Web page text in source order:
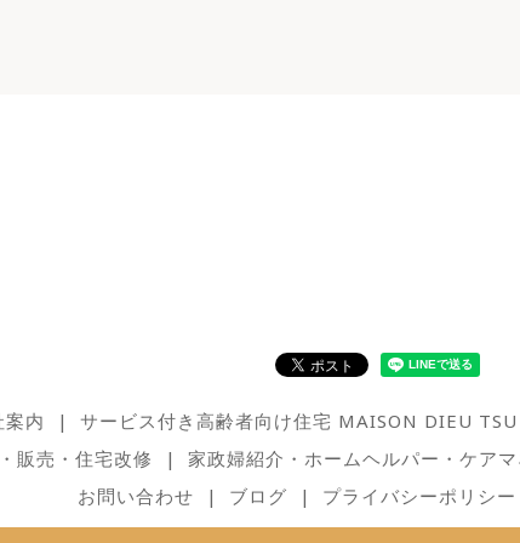
案内 サービス付き高齢者向け住宅 MAISON DIEU
販売・住宅改修
家政婦紹介・ホームヘルパー・ケア
お問い合わせ
ブログ プライバシーポリシー